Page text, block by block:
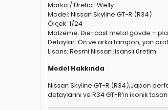
Marka / Üretici: Welly
Model: Nissan Skyline GT-R (R34)
Ölçek: 1/24
Malzeme: Die-cast metal gövde +
Detaylar: Ön ve arka tampon, yan
Lisans: Resmi Nissan lisanslı üretim
Model Hakkında
Nissan Skyline GT-R (R34),Japon
detaylarını ve R34 GT-R’ın ikonik